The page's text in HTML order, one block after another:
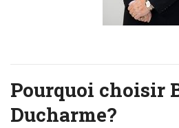
Pourquoi choisir
Ducharme?